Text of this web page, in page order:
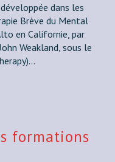
dans les
Brève du Mental
en Californie, par
Weakland, sous le
formations